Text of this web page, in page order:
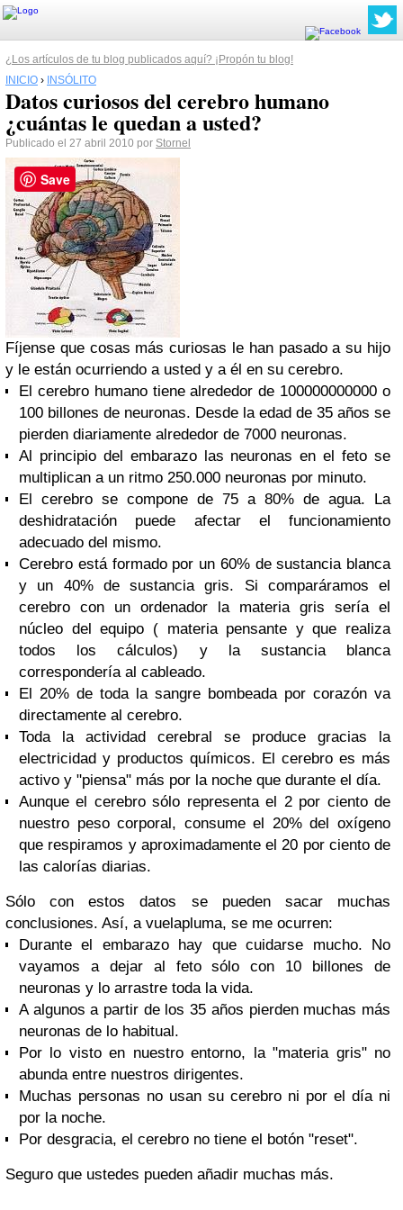
¿Los artículos de tu blog publicados aquí? ¡Propón tu blog!
INICIO › INSÓLITO
Datos curiosos del cerebro humano
¿cuántas le quedan a usted?
Publicado el 27 abril 2010 por Stornel
Fíjense que cosas más curiosas le han pasado a su hijo
y le están ocurriendo a usted y a él en su cerebro.
El cerebro humano tiene alrededor de 100000000000 o
100 billones de neuronas. Desde la edad de 35 años se
pierden diariamente alrededor de 7000 neuronas.
Al principio del embarazo las neuronas en el feto se
multiplican a un ritmo 250.000 neuronas por minuto.
El cerebro se compone de 75 a 80% de agua. La
deshidratación puede afectar el funcionamiento
adecuado del mismo.
Cerebro está formado por un 60% de sustancia blanca
y un 40% de sustancia gris. Si comparáramos el
cerebro con un ordenador la materia gris sería el
núcleo del equipo ( materia pensante y que realiza
todos los cálculos) y la sustancia blanca
correspondería al cableado.
El 20% de toda la sangre bombeada por corazón va
directamente al cerebro.
Toda la actividad cerebral se produce gracias la
electricidad y productos químicos. El cerebro es más
activo y "piensa" más por la noche que durante el día.
Aunque el cerebro sólo representa el 2 por ciento de
nuestro peso corporal, consume el 20% del oxígeno
que respiramos y aproximadamente el 20 por ciento de
las calorías diarias.
Sólo con estos datos se pueden sacar muchas
conclusiones. Así, a vuelapluma, se me ocurren:
Durante el embarazo hay que cuidarse mucho. No
vayamos a dejar al feto sólo con 10 billones de
neuronas y lo arrastre toda la vida.
A algunos a partir de los 35 años pierden muchas más
neuronas de lo habitual.
Por lo visto en nuestro entorno, la "materia gris" no
abunda entre nuestros dirigentes.
Muchas personas no usan su cerebro ni por el día ni
por la noche.
Por desgracia, el cerebro no tiene el botón "reset".
Seguro que ustedes pueden añadir muchas más.
Save